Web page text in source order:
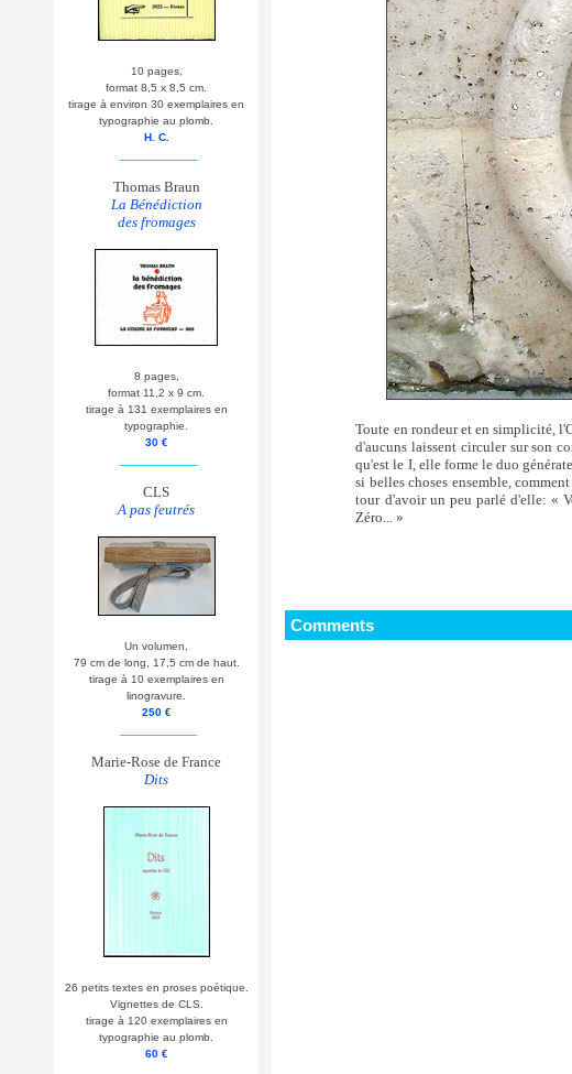
10 pages,
format 8,5 x 8,5 cm.
tirage à environ 30 exemplaires en
typographie au plomb.
H. C.
Thomas Braun
La Bénédiction
des fromages
8 pages,
format 11,2 x 9 cm.
tirage à 131 exemplaires en
typographie.
30 €
CLS
A pas feutrés
Un volumen,
79 cm de long, 17,5 cm de haut.
tirage à 10 exemplaires en
linogravure.
250 €
Marie-Rose de France
Dits
26 petits textes en proses poétique.
Vignettes de CLS.
tirage à 120 exemplaires en
typographie au plomb.
60 €
Toute en rondeur et en simplicité,
d'aucuns laissent circuler sur son
qu'est le I, elle forme le duo
si belles choses ensemble,
tour d'avoir un peu parlé d'elle: «
Zéro... »
Comments